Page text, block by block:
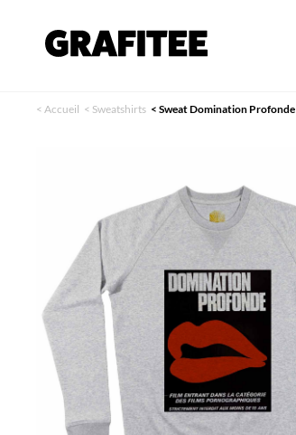
< Accueil < Sweatshirts < Sweat Domination Profonde